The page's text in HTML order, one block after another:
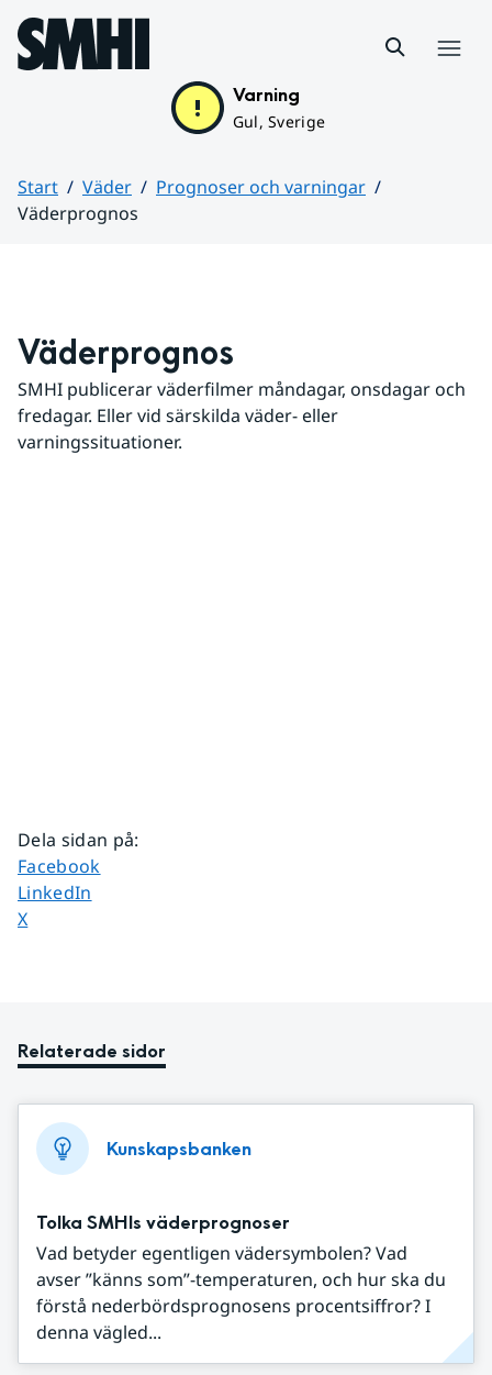
Hoppa till sidans innehåll
Varning
Gul, Sverige
Start Väder
Prognoser och varningar
Väderprognos
Väderprognos
SMHI publicerar väderfilmer måndagar, onsdagar och
fredagar. Eller vid särskilda väder- eller
varningssituationer.
Dela sidan på:
Dela sidan på
Facebook
Dela sidan på
LinkedIn
Dela sidan på
X
Relaterade sidor
Kunskapsbanken
Tolka SMHIs väderprognoser
Vad betyder egentligen vädersymbolen? Vad
avser ”känns som”-temperaturen, och hur ska du
förstå nederbördsprognosens procentsiffror? I
denna vägled...